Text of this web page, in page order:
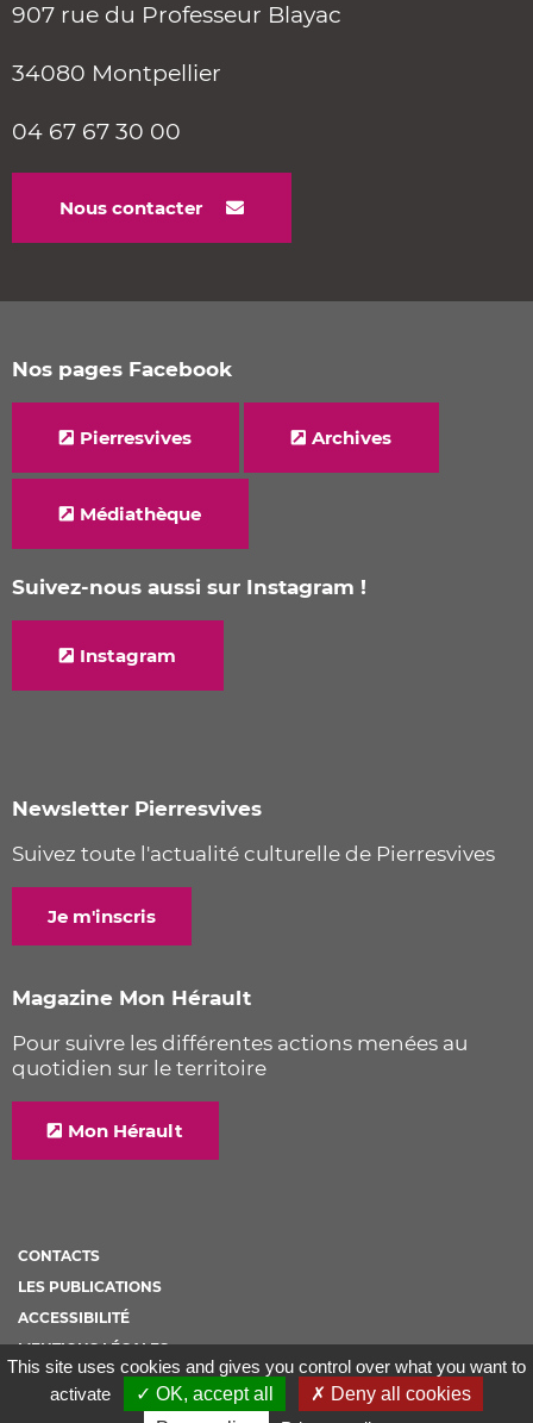
This site uses cookies and gives you control over what you want to
activate
✓ OK, accept all
✗ Deny all cookies
907 rue du Professeur Blayac
34080 Montpellier
04 67 67 30 00
Nous contacter
Nos pages Facebook
Pierresvives Archives
Médiathèque
Suivez-nous aussi sur Instagram !
Instagram
Newsletter Pierresvives
Suivez toute l'actualité culturelle de Pierresvives
Je m'inscris
Magazine Mon Hérault
Pour suivre les différentes actions menées au
quotidien sur le territoire
Mon Hérault
CONTACTS
LES PUBLICATIONS
ACCESSIBILITÉ
MENTIONS LÉGALES
POLITIQUE DE COOKIES